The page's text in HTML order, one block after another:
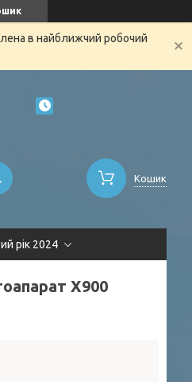
в найближчий робочий
Кошик
рік 2024
X900